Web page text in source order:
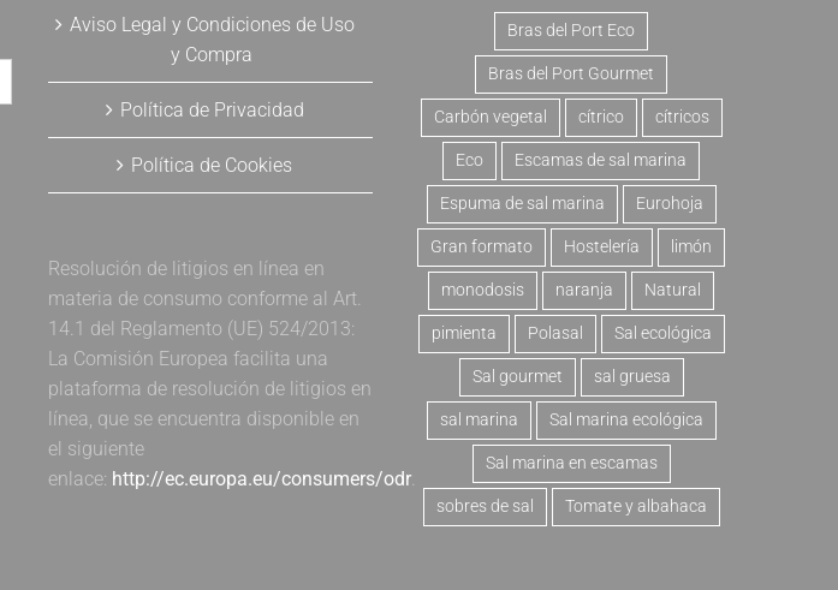
Aviso Legal y Condiciones de Uso
y Compra
Política de Privacidad
Política de Cookies
Resolución de litigios en línea en
materia de consumo conforme al Art.
14.1 del Reglamento (UE) 524/2013:
La Comisión Europea facilita una
plataforma de resolución de litigios en
línea, que se encuentra disponible en
el siguiente
enlace: http://ec.europa.eu/consumers/odr.
Bras del Port Eco
Bras del Port Gourmet
Carbón vegetal cítrico cítricos
Eco Escamas de sal marina
Espuma de sal marina Eurohoja
Gran formato Hostelería limón
monodosis naranja Natural
pimienta Polasal Sal ecológica
Sal gourmet sal gruesa
sal marina Sal marina ecológica
Sal marina en escamas
sobres de sal Tomate y albahaca